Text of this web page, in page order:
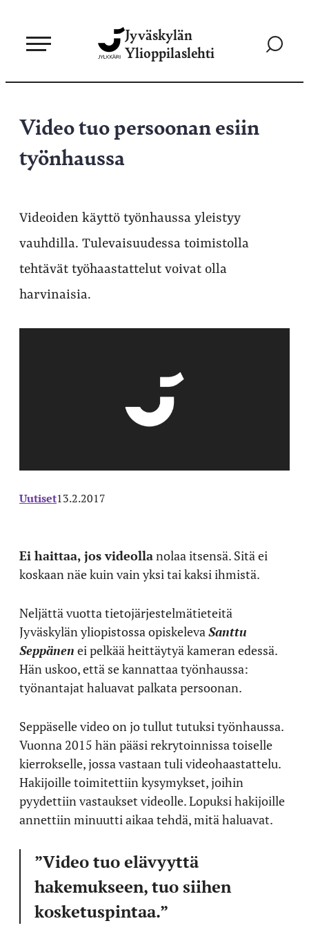
sisältöön
Jyväskylän
Ylioppilaslehti
Siirry
Video tuo persoonan esiin
työnhaussa
Videoiden käyttö työnhaussa yleistyy
vauhdilla. Tulevaisuudessa toimistolla
tehtävät työhaastattelut voivat olla
harvinaisia.
Uutiset13.2.2017
Ei haittaa, jos videollanolaa itsensä. Sitä ei
koskaan näe kuin vain yksi tai kaksi ihmistä.
Neljättä vuotta tietojärjestelmätieteitä
Jyväskylän yliopistossa opiskeleva Santtu
Seppänen ei pelkää heittäytyä kameran edessä.
Hän uskoo, että se kannattaa työnhaussa:
työnantajat haluavat palkata persoonan.
Seppäselle video on jo tullut tutuksi työnhaussa.
Vuonna 2015 hän pääsi rekrytoinnissa toiselle
kierrokselle, jossa vastaan tuli videohaastattelu.
Hakijoille toimitettiin kysymykset, joihin
pyydettiin vastaukset videolle. Lopuksi hakijoille
annettiin minuutti aikaa tehdä, mitä haluavat.
”Video tuo elävyyttä
hakemukseen, tuo siihen
kosketuspintaa.”